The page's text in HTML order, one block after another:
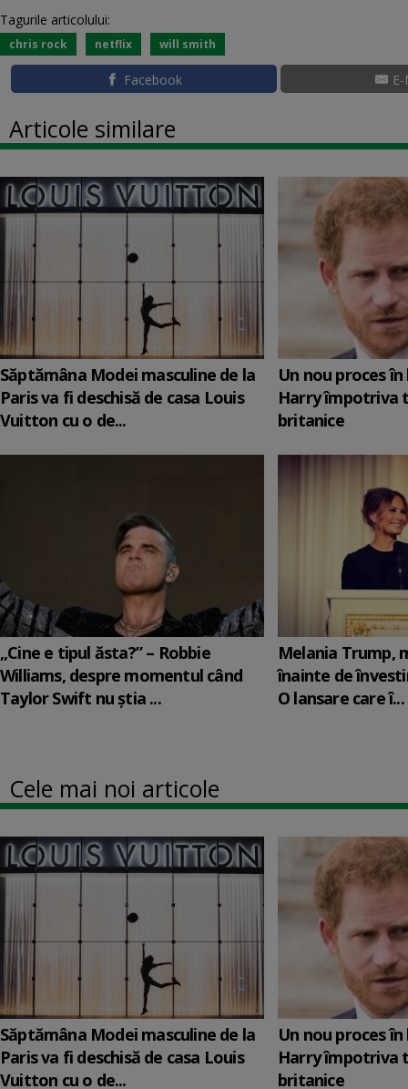
Tagurile articolului:
chris rock netflix will smith
Facebook
Articole similare
Săptămâna Modei masculine de la
Paris va fi deschisă de casa Louis
Vuitton cu o de...
Un nou proces
Harry împotriva
britanice
„Cine e tipul ăsta?” – Robbie
Williams, despre momentul când
Taylor Swift nu știa ...
Melania Trump,
înainte de
O lansare care î...
Cele mai noi articole
Săptămâna Modei masculine de la
Paris va fi deschisă de casa Louis
Vuitton cu o de...
Un nou proces
Harry împotriva
britanice